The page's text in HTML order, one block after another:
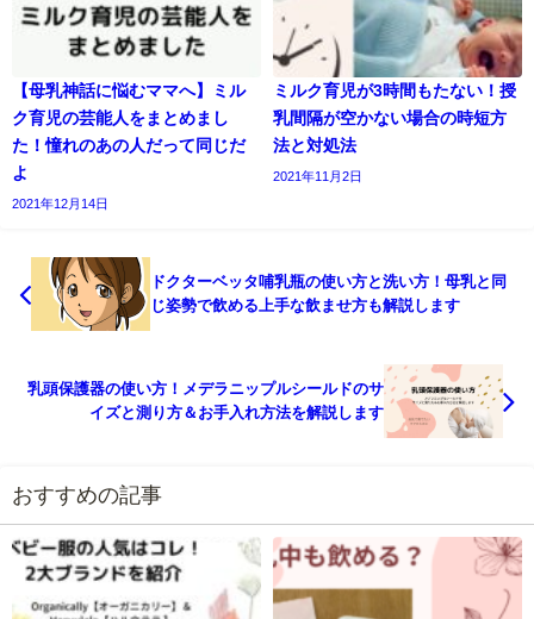
【母乳神話に悩むママへ】ミル
ク育児の芸能人をまとめまし
た！憧れのあの人だって同じだ
よ
2021年12月14日
ミルク育児が3時間もたない！授
乳間隔が空かない場合の時短方
法と対処法
2021年11月2日
ドクターベッタ哺乳瓶の使い方と洗い方！母乳と同
じ姿勢で飲める上手な飲ませ方も解説します
乳頭保護器の使い方！メデラニップルシールドのサ
イズと測り方＆お手入れ方法を解説します
おすすめの記事